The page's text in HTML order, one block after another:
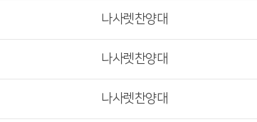
나사렛찬양대
나사렛찬양대
나사렛찬양대